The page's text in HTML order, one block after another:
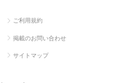
ご利用規約
掲載のお問い合わせ
サイトマップ